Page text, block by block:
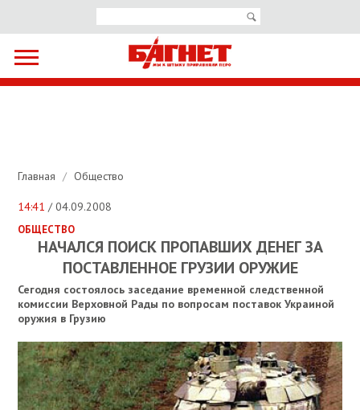
Главная / Общество
14:41 / 04.09.2008
ОБЩЕСТВО
НАЧАЛСЯ ПОИСК ПРОПАВШИХ ДЕНЕГ ЗА
ПОСТАВЛЕННОЕ ГРУЗИИ ОРУЖИЕ
Сегодня состоялось заседание временной следственной
комиссии Верховной Рады по вопросам поставок Украиной
оружия в Грузию